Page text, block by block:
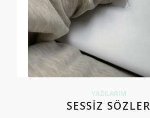
YAZILARIM
SESSIZ SÖZLER